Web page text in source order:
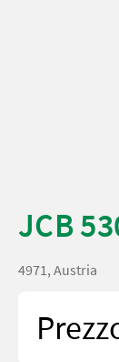
JCB
4971, Austria